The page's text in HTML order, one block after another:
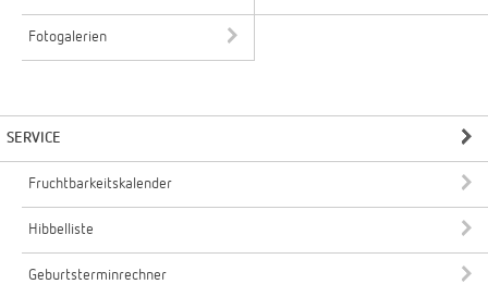
Fotogalerien
SERVICE
Fruchtbarkeitskalender
Hibbelliste
Geburtsterminrechner